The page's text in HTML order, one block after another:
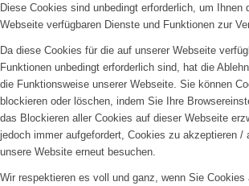
Diese Cookies sind unbedingt erforderlich, um Ihnen
Webseite verfügbaren Dienste und Funktionen zur
Da diese Cookies für die auf unserer Webseite
Funktionen unbedingt erforderlich sind, hat die
die Funktionsweise unserer Webseite. Sie können
blockieren oder löschen, indem Sie Ihre
das Blockieren aller Cookies auf dieser Webseite
jedoch immer aufgefordert, Cookies zu akzeptieren /
unsere Website erneut besuchen.
Wir respektieren es voll und ganz, wenn Sie Cookies